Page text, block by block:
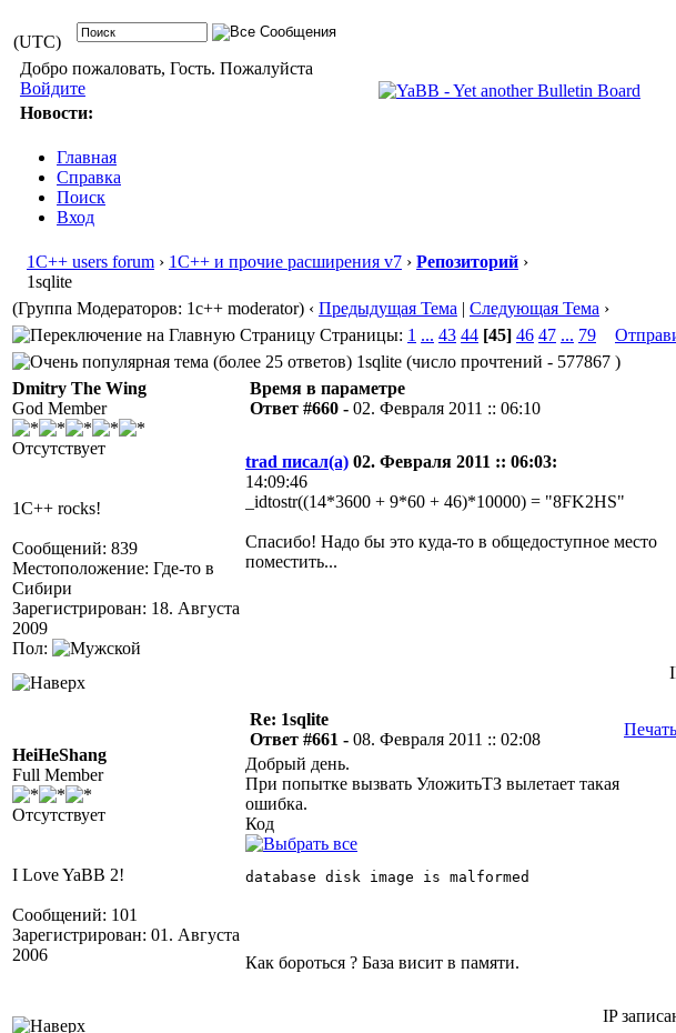
(UTC)
Добро пожаловать, Гость. Пожалуйста
Войдите
Новости:
Главная
Справка
Поиск
Вход
1С++ users forum › 1С++ и прочие расширения v7 › Репозиторий ›
1sqlite
(Группа Модераторов: 1c++ moderator) ‹ Предыдущая Тема | Следующая Тема ›
Страницы: 1 ... 43 44 [45] 46 47 ... 79
1sqlite (число прочтений - 577867 )
Dmitry The Wing
God Member
Отсутствует
1C++ rocks!
Сообщений: 839
Местоположение: Где-то в
Сибири
Зарегистрирован: 18. Августа
2009
Пол:
Время в параметре
Ответ #660 - 02. Февраля 2011 :: 06:10
trad писал(а) 02. Февраля 2011 :: 06:03:
14:09:46
_idtostr((14*3600 + 9*60 + 46)*10000) = "8FK2HS"
Спасибо! Надо бы это куда-то в общедоступное место
поместить...
HeiHeShang
Full Member
Отсутствует
I Love YaBB 2!
Сообщений: 101
Зарегистрирован: 01. Августа
2006
Re: 1sqlite
Ответ #661 - 08. Февраля 2011 :: 02:08
Печать
Добрый день.
При попытке вызвать УложитьТЗ вылетает такая
ошибка.
Код
database disk image is malformed
Как бороться ? База висит в памяти.
IP